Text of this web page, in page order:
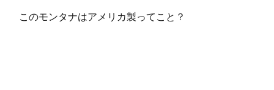
このモンタナはアメリカ製ってこと？